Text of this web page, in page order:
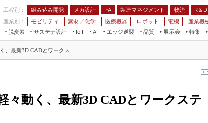
工程別： 組み込み開発 メカ設計 FA 製造マネジメント 物流 R＆D
産業別：
モビリティ 素材／化学 医療機器 ロボット 電機 産業機
脱炭素
サステナ設計
IoT
場
AI
備保全
エッジ逆襲 品質
展示会
JIMTOF
IIFES
特集
つながるクルマ
フィールドサービス
メカ設計
モビリティ
、最新3D CADとワークス...
々動く、最新3D CADとワークステ